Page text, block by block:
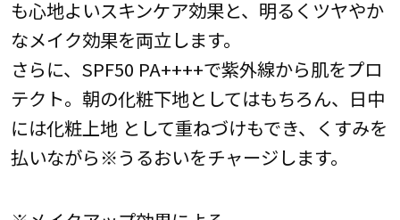
も心地よいスキンケア効果と、明るくツヤやか
なメイク効果を両立します。
さらに、SPF50 PA++++で紫外線から肌をプロ
テクト。朝の化粧下地としてはもちろん、日中
には化粧上地 として重ねづけもでき、くすみを
払いながら※うるおいをチャージします。